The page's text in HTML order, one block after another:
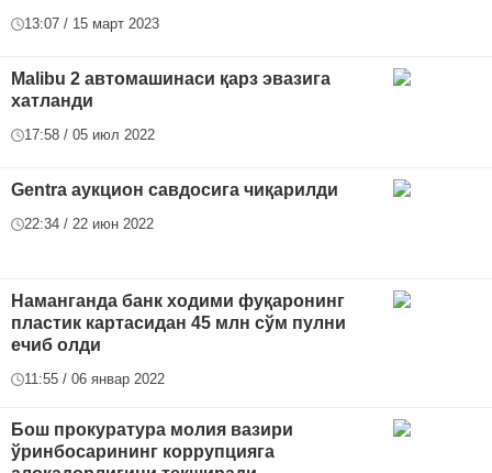
13:07 / 15 март 2023
Malibu 2 автомашинаси қарз эвазига
хатланди
17:58 / 05 июл 2022
Gentra аукцион савдосига чиқарилди
22:34 / 22 июн 2022
Наманганда банк ходими фуқаронинг
пластик картасидан 45 млн сўм пулни
ечиб олди
11:55 / 06 январ 2022
Бош прокуратура молия вазири
ўринбосарининг коррупцияга